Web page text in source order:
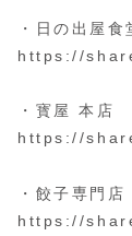
・日の出屋食
https://
・寳屋 本店
https://
・餃子専門店
https://